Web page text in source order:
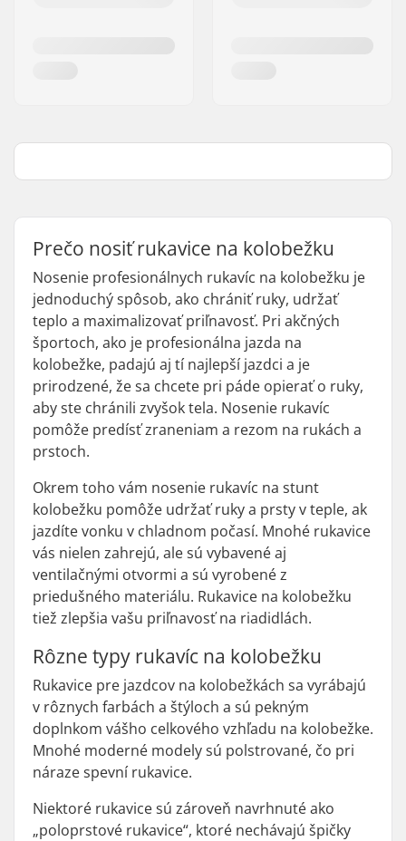
Prečo nosiť rukavice na kolobežku
Nosenie profesionálnych rukavíc na kolobežku je
jednoduchý spôsob, ako chrániť ruky, udržať
teplo a maximalizovať priľnavosť. Pri akčných
športoch, ako je profesionálna jazda na
kolobežke, padajú aj tí najlepší jazdci a je
prirodzené, že sa chcete pri páde opierať o ruky,
aby ste chránili zvyšok tela. Nosenie rukavíc
pomôže predísť zraneniam a rezom na rukách a
prstoch.
Okrem toho vám nosenie rukavíc na stunt
kolobežku pomôže udržať ruky a prsty v teple, ak
jazdíte vonku v chladnom počasí. Mnohé rukavice
vás nielen zahrejú, ale sú vybavené aj
ventilačnými otvormi a sú vyrobené z
priedušného materiálu. Rukavice na kolobežku
tiež zlepšia vašu priľnavosť na riadidlách.
Rôzne typy rukavíc na kolobežku
Rukavice pre jazdcov na kolobežkách sa vyrábajú
v rôznych farbách a štýloch a sú pekným
doplnkom vášho celkového vzhľadu na kolobežke.
Mnohé moderné modely sú polstrované, čo pri
náraze spevní rukavice.
Niektoré rukavice sú zároveň navrhnuté ako
„poloprstové rukavice“, ktoré nechávajú špičky